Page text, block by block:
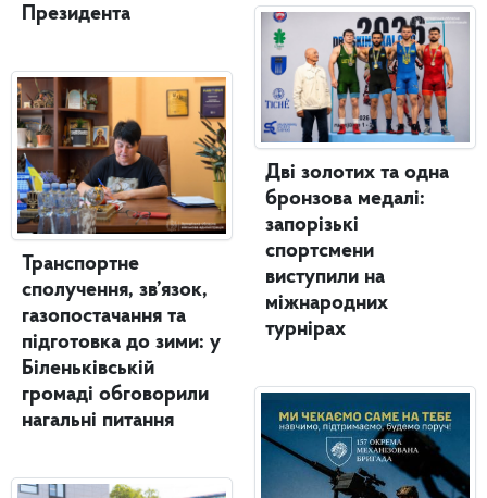
Президента
Транспортне
сполучення, зв’язок,
газопостачання та
підготовка до зими: у
Біленьківській
громаді обговорили
нагальні питання
Дві золотих та одна
бронзова медалі:
запорізькі
спортсмени
виступили на
міжнародних
турнірах